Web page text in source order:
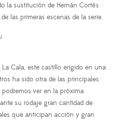
la sustitución de Hernán Cortés
las primeras escenas de la serie.
Cala, este castillo erigido en una
ha sido otra de las principales
ver en la próxima
su rodaje gran cantidad de
que anticipan acción y gran